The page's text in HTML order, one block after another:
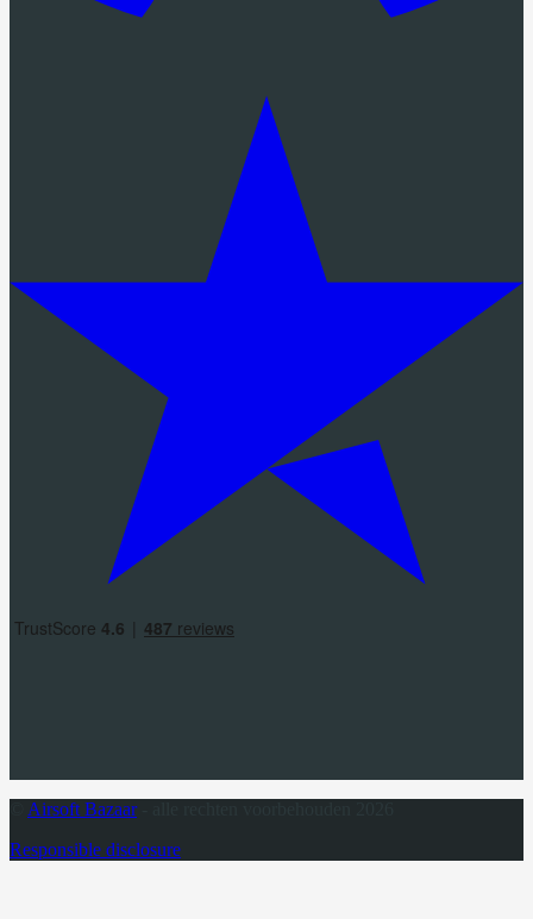
Airsoft Bazaar- alle rechten voorbehouden 2026
Responsible disclosure